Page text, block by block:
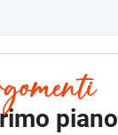
piano